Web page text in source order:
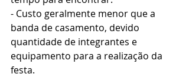
- Custo geralmente menor que a
banda de casamento, devido
quantidade de integrantes e
equipamento para a realização da
festa.